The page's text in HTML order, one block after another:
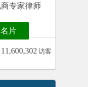
专家律师
名片
11,600,302 访客